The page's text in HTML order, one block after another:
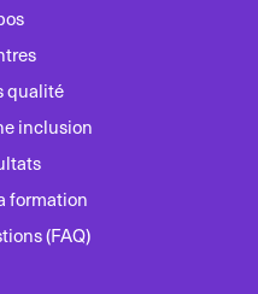
qualité
inclusion
formation
(FAQ)